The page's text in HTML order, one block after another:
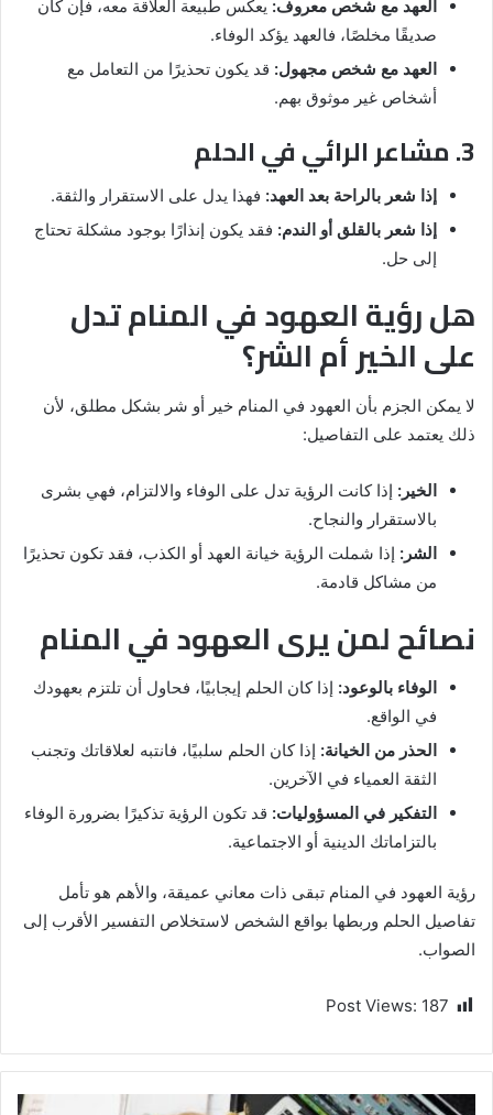
العهد مع شخص معروف: يعكس طبيعة العلاقة معه، فإن كان
صديقًا مخلصًا، فالعهد يؤكد الوفاء.
العهد مع شخص مجهول: قد يكون تحذيرًا من التعامل مع
أشخاص غير موثوق بهم.
3. مشاعر الرائي في الحلم
إذا شعر بالراحة بعد العهد: فهذا يدل على الاستقرار والثقة.
إذا شعر بالقلق أو الندم: فقد يكون إنذارًا بوجود مشكلة تحتاج
إلى حل.
هل رؤية العهود في المنام تدل
على الخير أم الشر؟
لا يمكن الجزم بأن العهود في المنام خير أو شر بشكل مطلق، لأن
ذلك يعتمد على التفاصيل:
الخير: إذا كانت الرؤية تدل على الوفاء والالتزام، فهي بشرى
بالاستقرار والنجاح.
الشر: إذا شملت الرؤية خيانة العهد أو الكذب، فقد تكون تحذيرًا
من مشاكل قادمة.
نصائح لمن يرى العهود في المنام
الوفاء بالوعود: إذا كان الحلم إيجابيًا، فحاول أن تلتزم بعهودك
في الواقع.
الحذر من الخيانة: إذا كان الحلم سلبيًا، فانتبه لعلاقاتك وتجنب
الثقة العمياء في الآخرين.
التفكير في المسؤوليات: قد تكون الرؤية تذكيرًا بضرورة الوفاء
بالتزاماتك الدينية أو الاجتماعية.
رؤية العهود في المنام تبقى ذات معاني عميقة، والأهم هو تأمل
تفاصيل الحلم وربطها بواقع الشخص لاستخلاص التفسير الأقرب إلى
الصواب.
Post Views: 187